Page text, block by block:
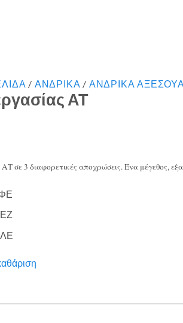
/ ΑΝΔΡΙΚΑ / ΑΝΔΡΙΚΑ
ΑΤ
σε 3 διαφορετικές αποχρώσεις. Ένα μέγεθος,